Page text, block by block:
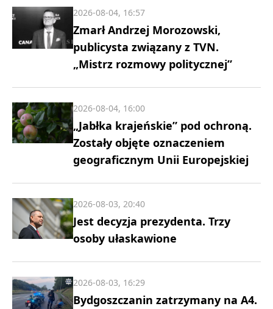
Zmarł Andrzej Morozowski,
publicysta związany z TVN.
„Mistrz rozmowy politycznej”
2026-08-04, 16:57
„Jabłka krajeńskie” pod ochroną.
Zostały objęte oznaczeniem
geograficznym Unii Europejskiej
2026-08-04, 16:00
Jest decyzja prezydenta. Trzy
osoby ułaskawione
2026-08-03, 20:40
Bydgoszczanin zatrzymany na A4.
2026-08-03, 16:29